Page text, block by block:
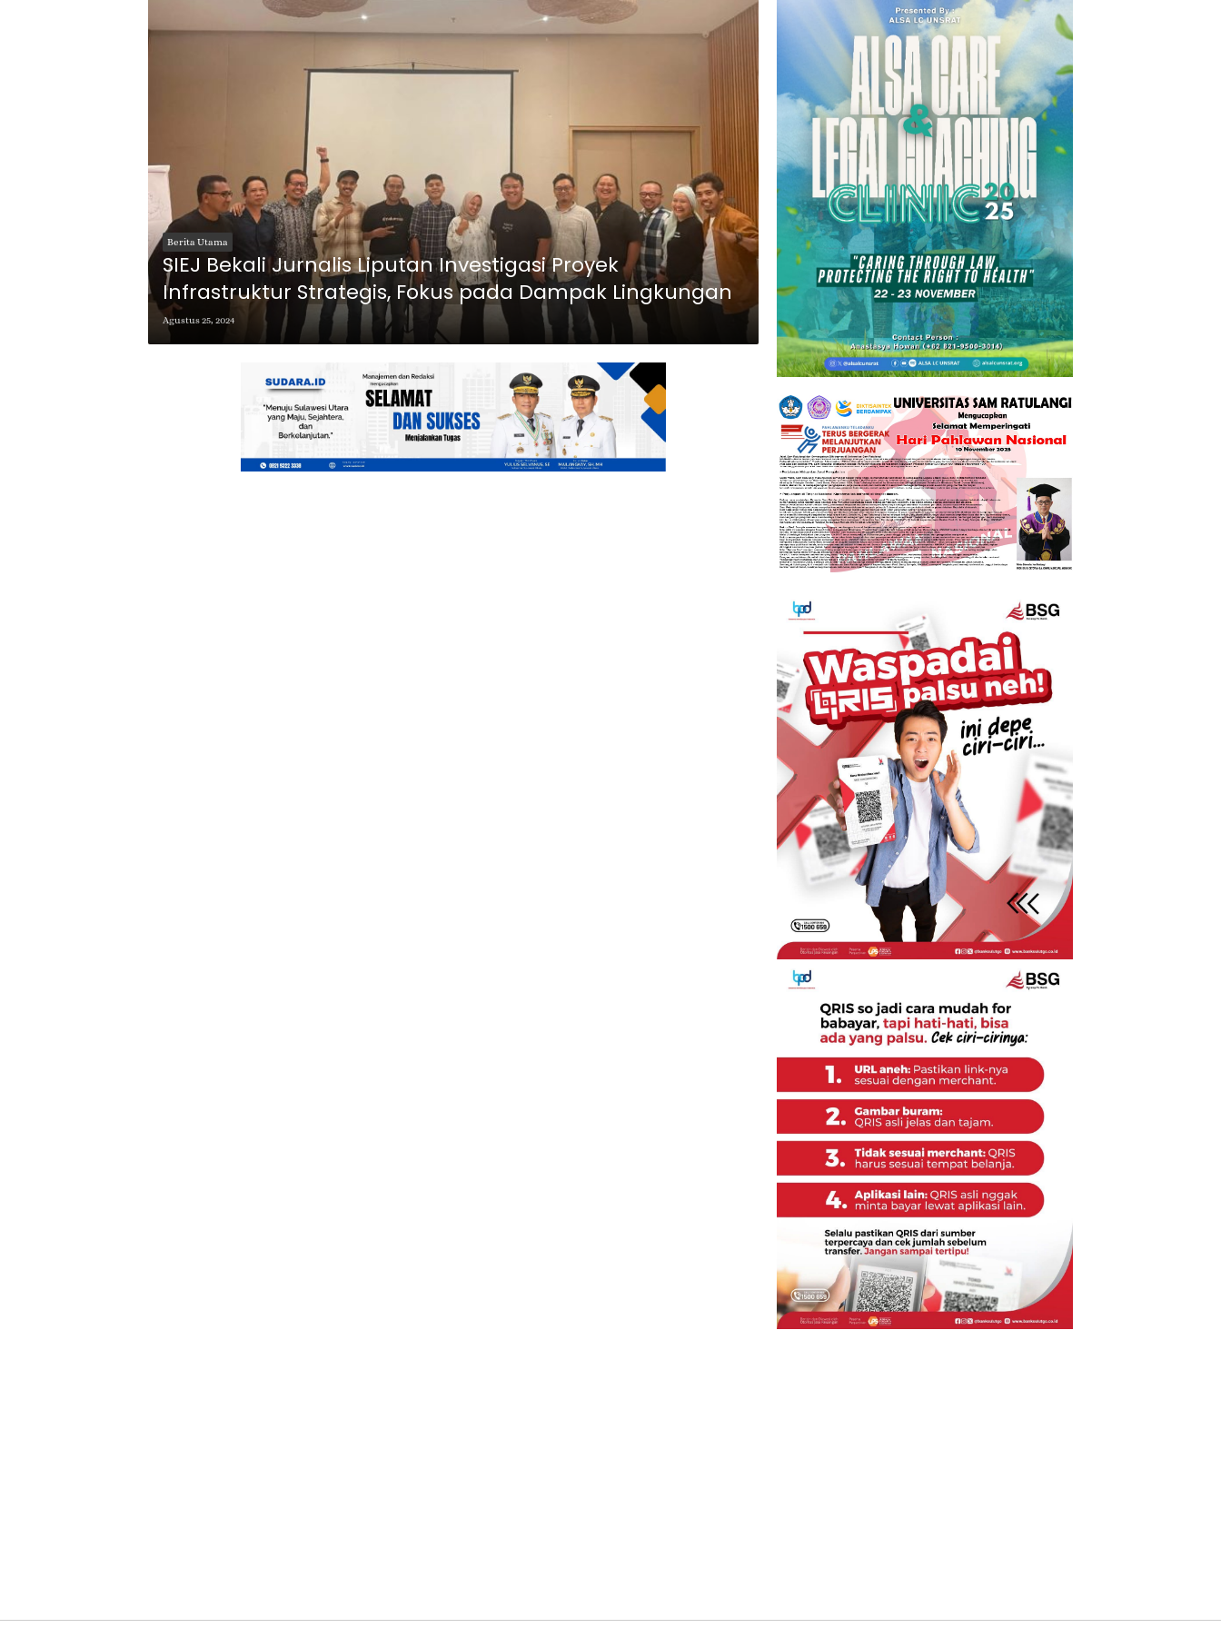
Berita Utama
SIEJ Bekali Jurnalis Liputan Investigasi Proyek
Infrastruktur Strategis, Fokus pada Dampak Lingkungan
Agustus 25, 2024